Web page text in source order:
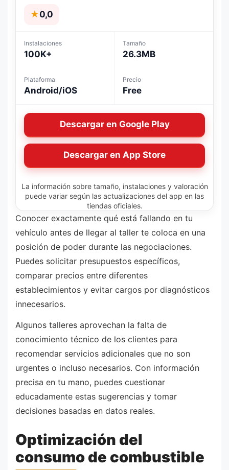
★0,0
Instalaciones
100K+
Tamaño
26.3MB
Plataforma
Android/iOS
Precio
Free
Descargar en Google Play
Descargar en App Store
La información sobre tamaño, instalaciones y valoración
puede variar según las actualizaciones del app en las
tiendas oficiales.
Conocer exactamente qué está fallando en tu
vehículo antes de llegar al taller te coloca en una
posición de poder durante las negociaciones.
Puedes solicitar presupuestos específicos,
comparar precios entre diferentes
establecimientos y evitar cargos por diagnósticos
innecesarios.
Algunos talleres aprovechan la falta de
conocimiento técnico de los clientes para
recomendar servicios adicionales que no son
urgentes o incluso necesarios. Con información
precisa en tu mano, puedes cuestionar
educadamente estas sugerencias y tomar
decisiones basadas en datos reales.
Optimización del
consumo de combustible